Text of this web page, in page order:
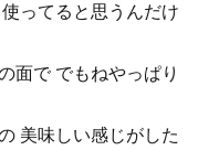
ってると思うんだけ
面で でもねやっぱり
美味しい感じがした